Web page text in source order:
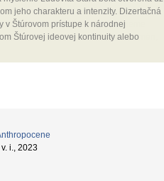
jeho charakteru a intenzity. Dizertačná
v Štúrovom prístupe k národnej
Štúrovej ideovej kontinuity alebo
i., 2023